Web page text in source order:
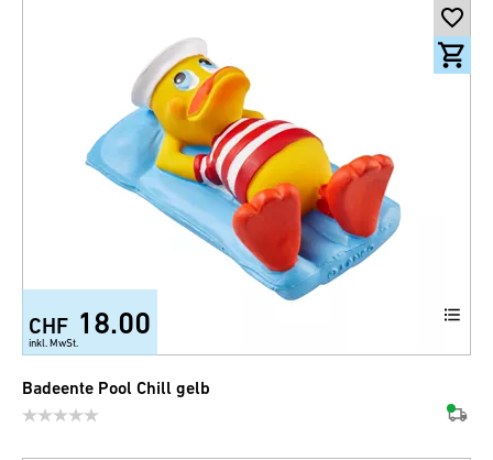
CHF 18.00
inkl. MwSt.
Badeente Pool Chill gelb